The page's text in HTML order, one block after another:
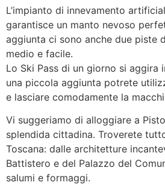
L’impianto di innevamento
garantisce un manto nevoso
aggiunta ci sono anche due piste
medio e facile.
Lo Ski Pass di un giorno si aggira
una piccola aggiunta potrete
e lasciare comodamente la
Vi suggeriamo di alloggiare a
splendida cittadina. Troverete
Toscana: dalle architetture
Battistero e del Palazzo del
salumi e formaggi.